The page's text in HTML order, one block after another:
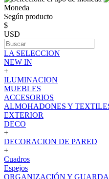
Moneda
Según producto
$
USD
LA SELECCION
NEW IN
+
ILUMINACION
MUEBLES
ACCESORIOS
ALMOHADONES Y
EXTERIOR
DECO
+
DECORACION DE PARED
+
Cuadros
Espejos
ORGANIZACIÓN Y